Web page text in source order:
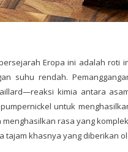
Eropa ini adalah roti
suhu rendah.
kimia antara
untuk
rasa yang
tajam khasnya yang diberikan